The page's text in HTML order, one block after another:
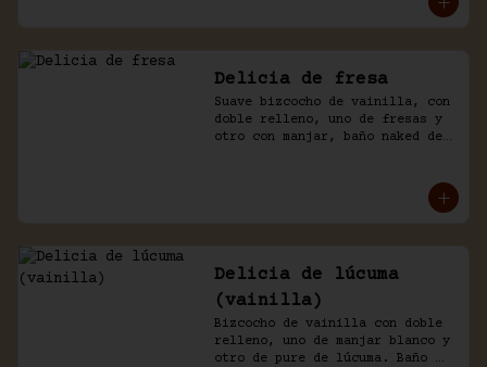
Delicia de fresa
Suave bizcocho de vainilla, con
doble relleno, uno de fresas y
otro con manjar, baño naked de
Delicia de lúcuma
(vainilla)
Bizcocho de vainilla con doble
relleno, uno de manjar blanco y
otro de pure de lúcuma. Baño